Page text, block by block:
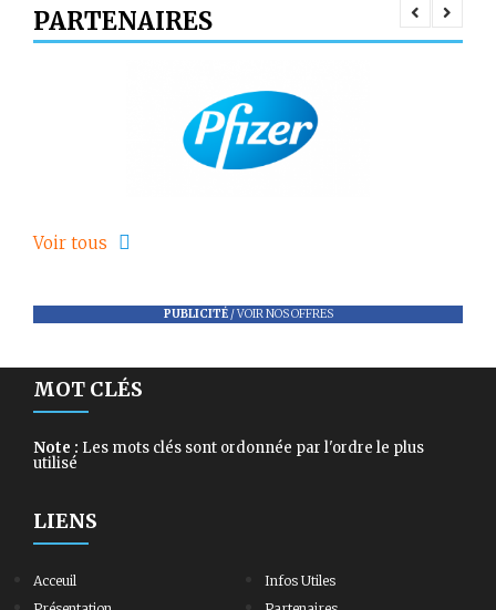
PARTENAIRES
Voir tous
PUBLICITÉ/VOIR NOS OFFRES
MOT CLÉS
Note : Les mots clés sont ordonnée par l'ordre le plus
utilisé
LIENS
Acceuil
Infos Utiles